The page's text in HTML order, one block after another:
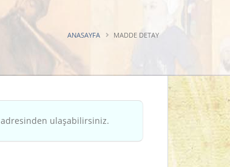
ANASAYFA MADDE DETAY
adresinden ulaşabilirsiniz.